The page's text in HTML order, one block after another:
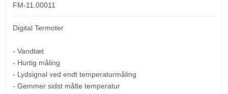
FM-11.00011
Digital Termoter
- Vandtæt
- Hurtig måling
- Lydsignal ved endt temperaturmåling
- Gemmer sidst målte temperatur